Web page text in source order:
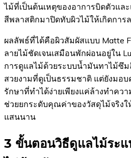
ไม้ที่เป็นต้นเหตุของอาการบิดตัวแล
สีพลาสติกมาปิดทับผิวไม้ให้เกิดกา
ผลลัพธ์ที่ได้คือผิวสัมผัสแบบ Matte
ลายไม้ชัดเจนเสมือนพักผ่อนอยู่ใน
การดูแลไม้ด้วยระบบน้ำมันทาไม้ซึม
สวยงามที่ดูเป็นธรรมชาติ แต่ยังมอ
รักษาที่ทำได้ง่ายเพียงแค่ล้างทำคว
ช่วยยกระดับคุณค่าของวัสดุไม้จริง
แสนนาน
3 ขั้นตอนวิธีดูแลไม้ระ